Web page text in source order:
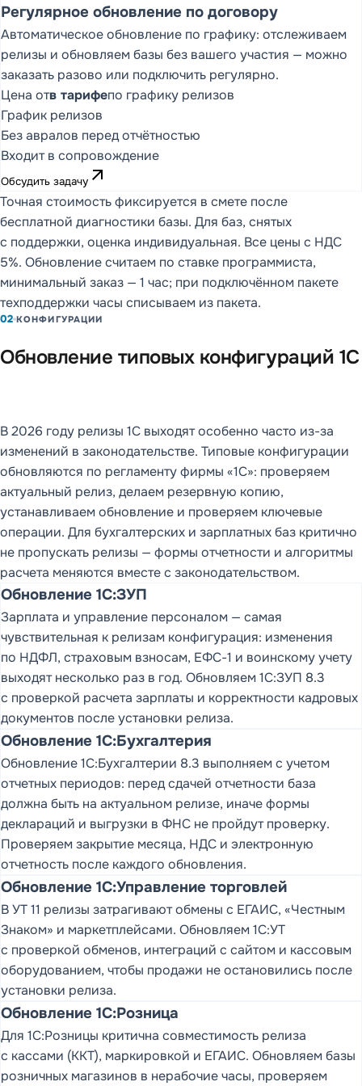
ФУНКЦИОНАЛЬНЫЕ
СТРАНИЦЫ И
МЕТОДОЛОГИЯ
DDMRP
DD FLOW
Обзор DD FLOW
Управление
производством
Управление цепочкой
поставок
Методология
DDMRP
Статьи (9)
Регулярное обновление по договору
Автоматическое обновление по графику: отслеживаем
релизы и обновляем базы без вашего участия — можно
заказать разово или подключить регулярно.
Цена отв тарифепо графику релизов
График релизов
Без авралов перед отчётностью
Входит в сопровождение
Обсудить задачу arrow_outward
Точная стоимость фиксируется в смете после
бесплатной диагностики базы. Для баз, снятых
с поддержки, оценка индивидуальная. Все цены с НДС
5%. Обновление считаем по ставке программиста,
минимальный заказ — 1 час; при подключённом пакете
техподдержки часы списываем из пакета.
02 КОНФИГУРАЦИИ
Обновление типовых конфигураций 1С
В 2026 году релизы 1С выходят особенно часто из-за
изменений в законодательстве. Типовые конфигурации
обновляются по регламенту фирмы «1С»: проверяем
актуальный релиз, делаем резервную копию,
устанавливаем обновление и проверяем ключевые
операции. Для бухгалтерских и зарплатных баз критично
не пропускать релизы — формы отчетности и алгоритмы
расчета меняются вместе с законодательством.
Обновление 1С:ЗУП
Зарплата и управление персоналом — самая
чувствительная к релизам конфигурация: изменения
по НДФЛ, страховым взносам, ЕФС-1 и воинскому учету
выходят несколько раз в год. Обновляем 1С:ЗУП 8.3
с проверкой расчета зарплаты и корректности кадровых
документов после установки релиза.
Обновление 1С:Бухгалтерия
Обновление 1С:Бухгалтерии 8.3 выполняем с учетом
отчетных периодов: перед сдачей отчетности база
должна быть на актуальном релизе, иначе формы
деклараций и выгрузки в ФНС не пройдут проверку.
Проверяем закрытие месяца, НДС и электронную
отчетность после каждого обновления.
Обновление 1С:Управление торговлей
В УТ 11 релизы затрагивают обмены с ЕГАИС, «Честным
Знаком» и маркетплейсами. Обновляем 1С:УТ
с проверкой обменов, интеграций с сайтом и кассовым
оборудованием, чтобы продажи не остановились после
установки релиза.
Обновление 1С:Розница
Для 1С:Розницы критична совместимость релиза
с кассами (ККТ), маркировкой и ЕГАИС. Обновляем базы
розничных магазинов в нерабочие часы, проверяем